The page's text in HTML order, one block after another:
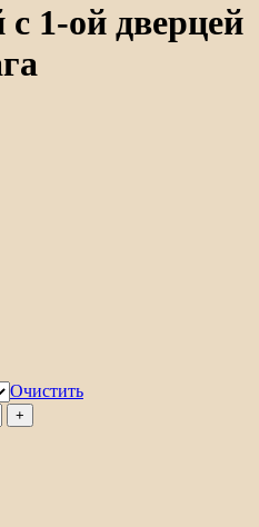
1-ой дверцей
Очистить